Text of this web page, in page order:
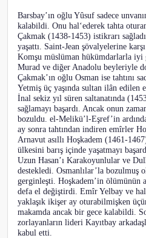
Barsbay’ın oğlu Yûsuf sadece
kalabildi. Onu hal‘ederek tahta
Çakmak (1438-1453) istikrarı
yaşattı. Saint-Jean şövalyelerine
Komşu müslüman hükümdarlarla iyi
Murad ve diğer Anadolu beyleriyle
Çakmak’ın oğlu Osman ise tahtını
Yetmiş üç yaşında sultan ilân
İnal sekiz yıl süren saltanatında
sağlamayı başardı. Ancak onun
bozuldu. el-Melikü’l-Eşref’in
ay sonra tahtından indiren emîrler
Arnavut asıllı Hoşkadem (1461-
ülkesini barış içinde yaşatmayı
Uzun Hasan’ı Karakoyunlular ve
destekledi. Osmanlılar’la bozulmuş
gerginleşti. Hoşkadem’in ölümünün
defa el değiştirdi. Emîr Yelbay ve
yaklaşık ikişer ay oturabilmişken
makamda ancak bir gece kalabildi.
zorlayanların lideri Kayıtbay
kabul etti.